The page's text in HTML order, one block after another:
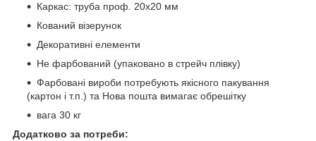
Каркас: труба проф. 20х20 мм
Кований візерунок
Декоративні елементи
Не фарбований (упаковано в стрейч плівку)
Фарбовані вироби потребують якісного пакування
(картон і т.п.) та Нова пошта вимагає обрешітку
вага 30 кг
Додатково за потреби: